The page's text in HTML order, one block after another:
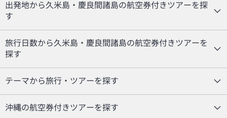
出発地から久米島・慶良間諸島の航空券付きツアーを探
す
旅行日数から久米島・慶良間諸島の航空券付きツアーを
探す
テーマから旅行・ツアーを探す
沖縄の航空券付きツアーを探す